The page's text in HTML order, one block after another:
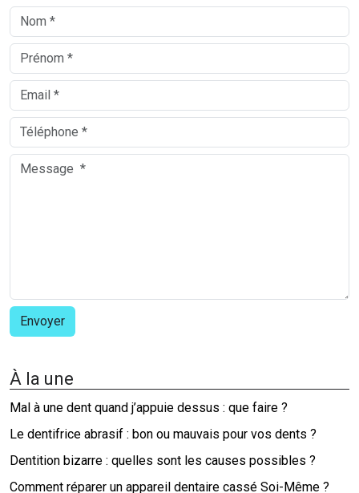
À la une
Mal à une dent quand j’appuie dessus : que faire ?
Le dentifrice abrasif : bon ou mauvais pour vos dents ?
Dentition bizarre : quelles sont les causes possibles ?
Comment réparer un appareil dentaire cassé Soi-Même ?